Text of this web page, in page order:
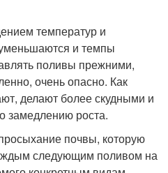
температур и
и темпы
поливы прежними,
очень опасно. Как
делают более скудными и
замедлению роста.
почвы, которую
следующим поливом на